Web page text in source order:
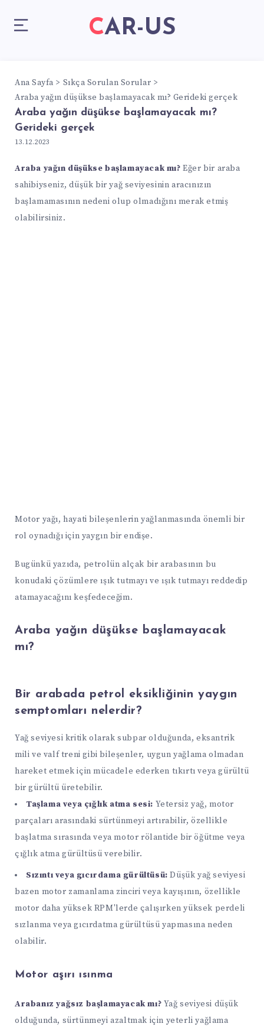
CAR-US
Ana Sayfa
Sıkça Sorulan Sorular
Araba yağın düşükse başlamayacak mı? Gerideki gerçek
Araba yağın düşükse başlamayacak mı?
Gerideki gerçek
13.12.2023
Araba yağın düşükse başlamayacak mı? Eğer bir araba
sahibiyseniz, düşük bir yağ seviyesinin aracınızın
başlamamasının nedeni olup olmadığını merak etmiş
olabilirsiniz.
Motor yağı, hayati bileşenlerin yağlanmasında önemli bir
rol oynadığı için yaygın bir endişe.
Bugünkü yazıda, petrolün alçak bir arabasının bu
konudaki çözümlere ışık tutmayı ve ışık tutmayı reddedip
atamayacağını keşfedeceğim.
Araba yağın düşükse başlamayacak
mı?
Bir arabada petrol eksikliğinin yaygın
semptomları nelerdir?
Yağ seviyesi kritik olarak subpar olduğunda, eksantrik
mili ve valf treni gibi bileşenler, uygun yağlama olmadan
hareket etmek için mücadele ederken tıkırtı veya gürültü
bir gürültü üretebilir.
Taşlama veya çığlık atma sesi: Yetersiz yağ, motor
parçaları arasındaki sürtünmeyi artırabilir, özellikle
başlatma sırasında veya motor rölantide bir öğütme veya
çığlık atma gürültüsü verebilir.
Sızıntı veya gıcırdama gürültüsü: Düşük yağ seviyesi
bazen motor zamanlama zinciri veya kayışının, özellikle
motor daha yüksek RPM'lerde çalışırken yüksek perdeli
sızlanma veya gıcırdatma gürültüsü yapmasına neden
olabilir.
Motor aşırı ısınma
Arabanız yağsız başlamayacak mı? Yağ seviyesi düşük
olduğunda, sürtünmeyi azaltmak için yeterli yağlama